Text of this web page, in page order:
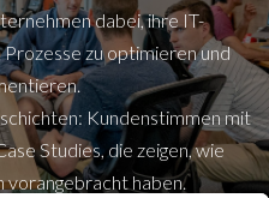
dabei, ihre IT-
zu optimieren und
Kundenstimmen mit
Studies, die zeigen, wie
vorangebracht haben.​